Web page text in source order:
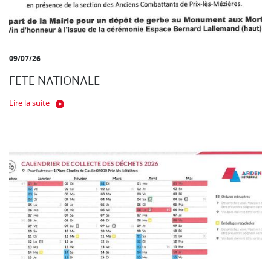
09/07/26
FETE NATIONALE
Lire la suite